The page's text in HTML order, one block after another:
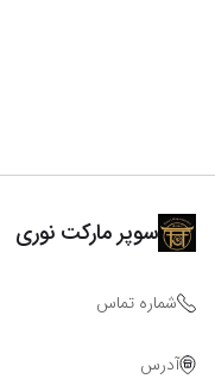
سوپر مارکت نوری
شماره تماس
آدرس